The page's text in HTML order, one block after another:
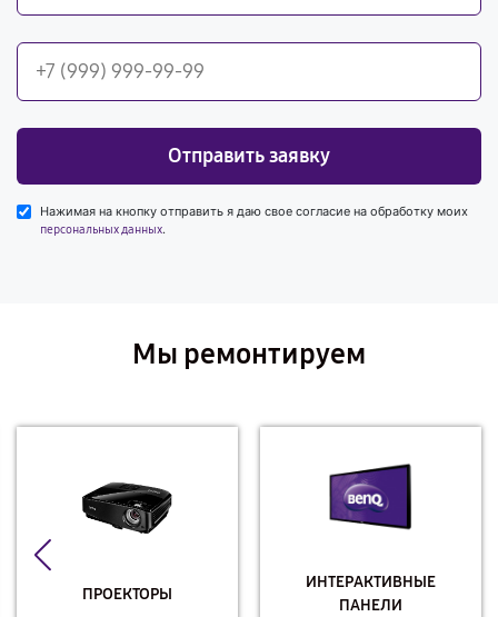
Отправить заявку
Нажимая на кнопку отправить я даю свое согласие на обработку моих
персональных данных.
Мы ремонтируем
ПРОЕКТОРЫ
ИНТЕРАКТИВНЫЕ
ПАНЕЛИ